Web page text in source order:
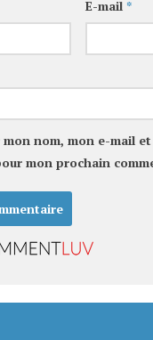
E-mail *
nom, mon e-mail
mon prochain